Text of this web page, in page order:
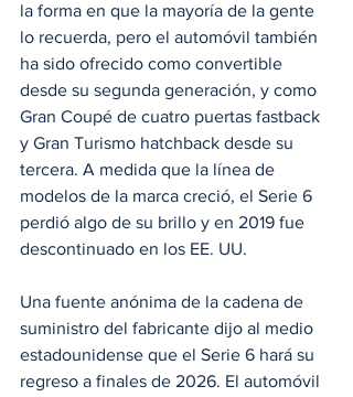
la forma en que la mayoría de la gente
lo recuerda, pero el automóvil también
ha sido ofrecido como convertible
desde su segunda generación, y como
Gran Coupé de cuatro puertas fastback
y Gran Turismo hatchback desde su
tercera. A medida que la línea de
modelos de la marca creció, el Serie 6
perdió algo de su brillo y en 2019 fue
descontinuado en los EE. UU.
Una fuente anónima de la cadena de
suministro del fabricante dijo al medio
estadounidense que el Serie 6 hará su
regreso a finales de 2026. El automóvil